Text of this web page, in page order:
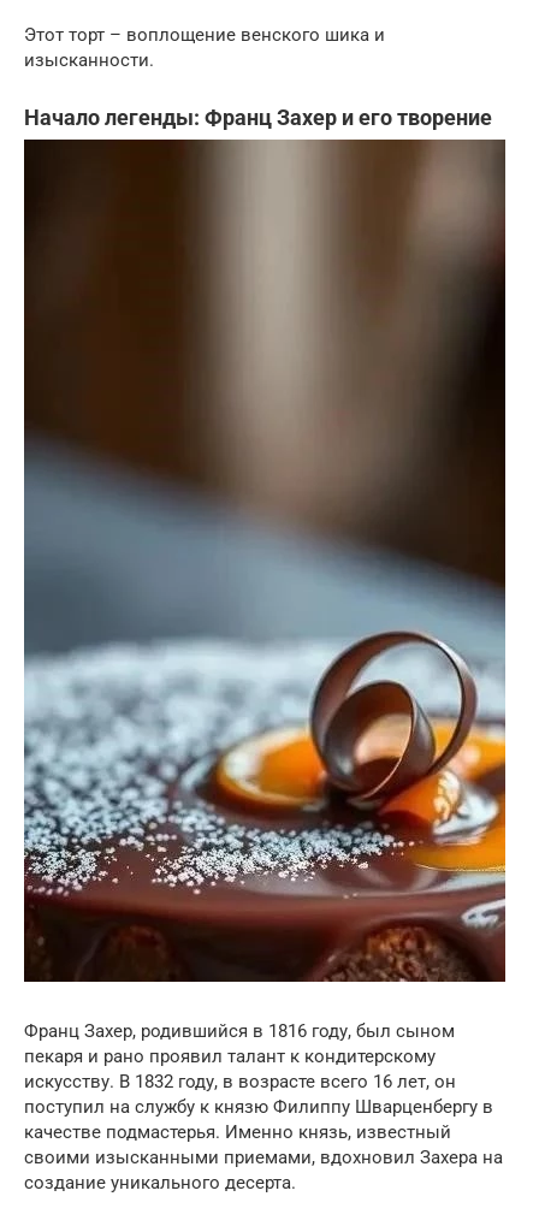
Этот торт – воплощение венского шика и
изысканности.
Начало легенды: Франц Захер и его творение
Франц Захер, родившийся в 1816 году, был сыном
пекаря и рано проявил талант к кондитерскому
искусству. В 1832 году, в возрасте всего 16 лет, он
поступил на службу к князю Филиппу Шварценбергу в
качестве подмастерья. Именно князь, известный
своими изысканными приемами, вдохновил Захера на
создание уникального десерта.